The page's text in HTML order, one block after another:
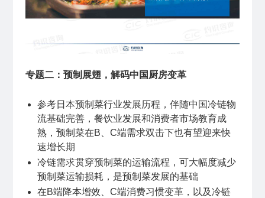
专题二：预制展翅，解码中国厨房变革
参考日本预制菜行业发展历程，伴随中国冷链物
流基础完善，餐饮业发展和消费者市场教育成
熟，预制菜在B、C端需求双击下也有望迎来快
速增长期
冷链需求贯穿预制菜的运输流程，可大幅度减少
预制菜运输损耗，是预制菜发展的基础
在B端降本增效、C端消费习惯变革，以及冷链